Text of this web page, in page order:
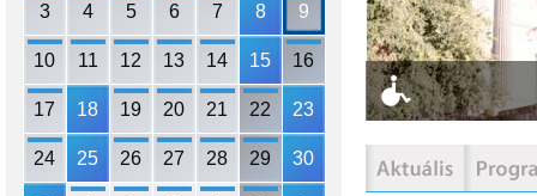
3 4 5 6 7 8 9
10 11 12 13 14 15 16
17 18 19 20 21 22 23
24 25 26 27 28 29 30